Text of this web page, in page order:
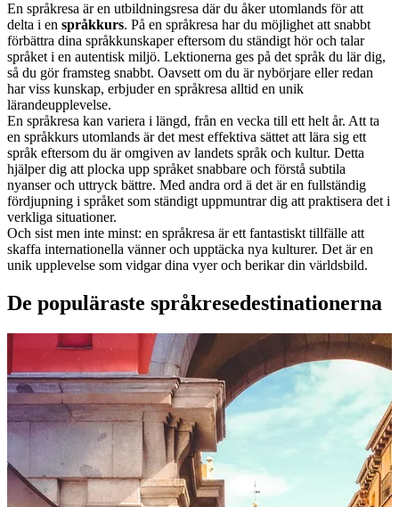
En språkresa är en utbildningsresa där du åker utomlands för att
delta i en språkkurs. På en språkresa har du möjlighet att snabbt
förbättra dina språkkunskaper eftersom du ständigt hör och talar
språket i en autentisk miljö. Lektionerna ges på det språk du lär dig,
så du gör framsteg snabbt. Oavsett om du är nybörjare eller redan
har viss kunskap, erbjuder en språkresa alltid en unik
lärandeupplevelse.
En språkresa kan variera i längd, från en vecka till ett helt år. Att ta
en språkkurs utomlands är det mest effektiva sättet att lära sig ett
språk eftersom du är omgiven av landets språk och kultur. Detta
hjälper dig att plocka upp språket snabbare och förstå subtila
nyanser och uttryck bättre. Med andra ord ä det är en fullständig
fördjupning i språket som ständigt uppmuntrar dig att praktisera det i
verkliga situationer.
Och sist men inte minst: en språkresa är ett fantastiskt tillfälle att
skaffa internationella vänner och upptäcka nya kulturer. Det är en
unik upplevelse som vidgar dina vyer och berikar din världsbild.
De populäraste språkresedestinationerna